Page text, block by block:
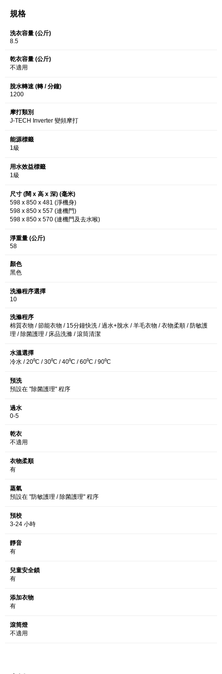
規格
洗衣容量 (公斤)
8.5
乾衣容量 (公斤)
不適用
脫水轉速 (轉 / 分鐘)
1200
摩打類別
J-TECH Inverter 變頻摩打
能源標籤
1級
用水效益標籤
1級
尺寸 (闊 x 高 x 深) (毫米)
598 x 850 x 481 (淨機身)
598 x 850 x 557 (連機門)
598 x 850 x 570 (連機門及去水喉)
淨重量 (公斤)
58
顏色
黑色
洗滌程序選擇
10
洗滌程序
棉質衣物 / 節能衣物 / 15分鐘快洗 / 過水+脫水 / 羊毛衣物 / 衣物柔順 / 防敏護
理 / 除菌護理 / 床品洗滌 / 滾筒清潔
水溫選擇
冷水 / 20⁰C / 30⁰C / 40⁰C / 60⁰C / 90⁰C
預洗
預設在 "除菌護理" 程序
過水
0-5
乾衣
不適用
衣物柔順
有
蒸氣
預設在 "防敏護理 / 除菌護理" 程序
預校
3-24 小時
靜音
有
兒童安全鎖
有
添加衣物
有
滾筒燈
不適用